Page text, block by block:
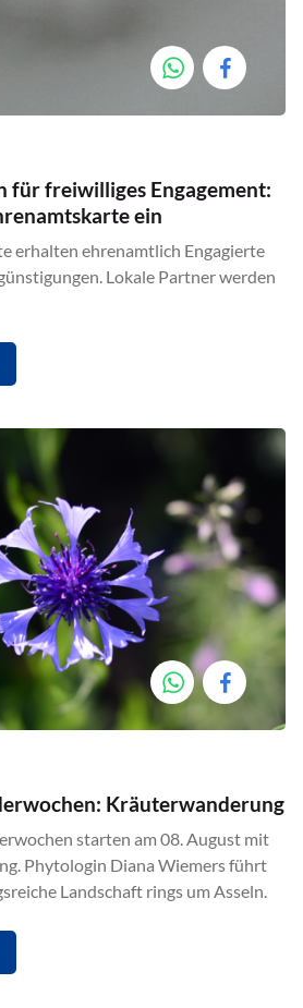
für freiwilliges Engagement:
ein
erhalten ehrenamtlich Engagierte
Lokale Partner werden
Kräuterwanderung
starten am 08. August mit
Phytologin Diana Wiemers führt
Landschaft rings um Asseln.